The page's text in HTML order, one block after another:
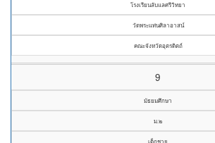
โรงเรียนลับแลศรีวิทยา
วัดพระแท่นศิลาอาสน์
คณะจังหวัดอุตรดิตถ์
9
มัธยมศึกษา
ม.๒
เด็กชาย